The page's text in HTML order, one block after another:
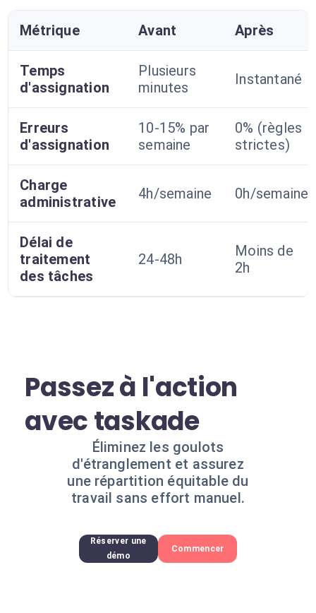
Métrique Avant Après
Temps
d'assignation
Plusieurs
minutes
Instantané
Erreurs
d'assignation
10-15% par
semaine
0% (règles
strictes)
Charge
administrative
4h/semaine 0h/semaine
Délai de
traitement
des tâches
24-48h
Moins de
2h
Passez à l'action
avec taskade
Éliminez les goulots
d'étranglement et assurez
une répartition équitable du
travail sans effort manuel.
Réserver une
démo
Commencer